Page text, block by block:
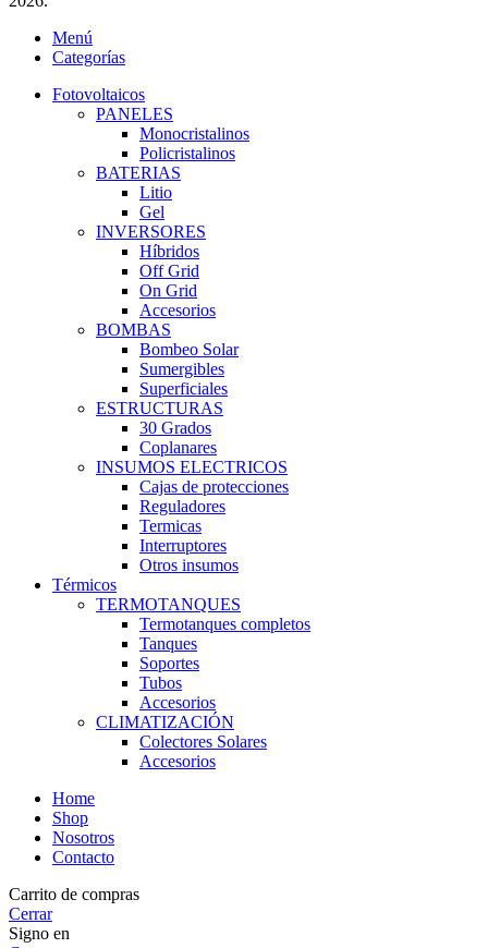
Menú
Categorías
Fotovoltaicos
PANELES
Monocristalinos
Policristalinos
BATERIAS
Litio
Gel
INVERSORES
Híbridos
Off Grid
On Grid
Accesorios
BOMBAS
Bombeo Solar
Sumergibles
Superficiales
ESTRUCTURAS
30 Grados
Coplanares
INSUMOS ELECTRICOS
Cajas de protecciones
Reguladores
Termicas
Interruptores
Otros insumos
Térmicos
TERMOTANQUES
Termotanques completos
Tanques
Soportes
Tubos
Accesorios
CLIMATIZACIÓN
Colectores Solares
Accesorios
Home
Shop
Nosotros
Contacto
Carrito de compras
Cerrar
Signo en